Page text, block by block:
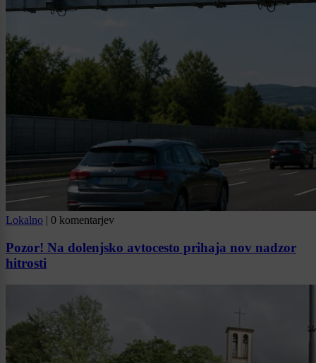
Lokalno | 0 komentarjev
Pozor! Na dolenjsko avtocesto prihaja nov nadzor
hitrosti